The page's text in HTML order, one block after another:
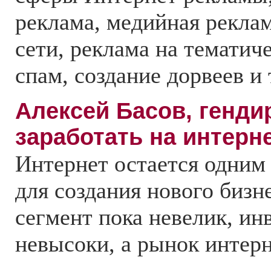
реклама, медийная
сети, реклама на
спам, создание дорвеев и
Алексей Басов,
заработать на
Интернет остается
для создания нового
сегмент пока невелик,
невысоки, а рынок